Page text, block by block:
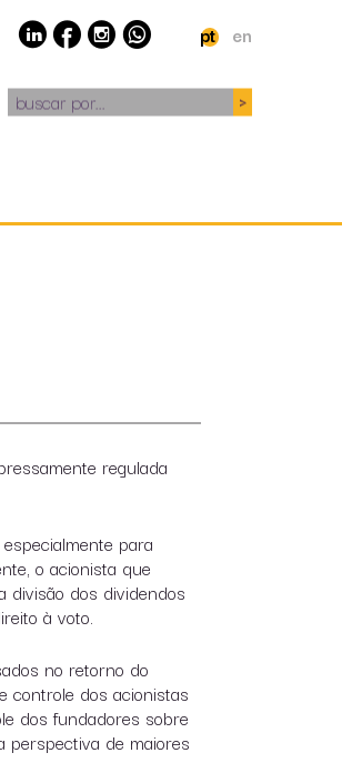
pt en
buscar por...
regulada
para
o acionista que
divisão dos dividendos
à voto.
no retorno do
controle dos acionistas
dos fundadores sobre
perspectiva de maiores